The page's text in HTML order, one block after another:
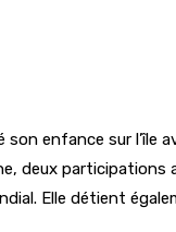
son enfance sur
deux participations
Elle détient